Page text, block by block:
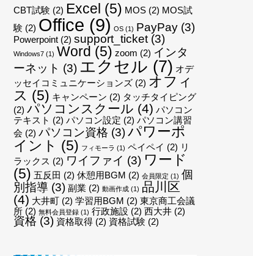
CBT試験 (2) Excel (5) MOS (2) MOS試
験 (2) Office (9) OS (1) PayPay (3)
Powerpoint (2) support_ticket (3)
Windows7 (1) Word (5) zoom (2) インタ
ーネット (3) エクセル (7) オデ
ッセイコミュニケーションズ (2) オフィ
ス (5) キャンペーン (2) タッチタイピング
(2) パソコンスクール (4) パソコン
テキスト (2) パソコン設定 (2) パソコン講習
会 (2) パソコン資格 (3)パワーポ
イント (5) フィモーラ (1) ペイペイ (2) リ
ラックス (2) ワイファイ (3) ワード
(5) 五反田 (2) 休憩用BGM (2) 会員限定 (1) 個
別指導 (3) 副業 (2) 動画作成 (1) 品川区
(4) 大井町 (2) 学習用BGM (2) 東京商工会議
所 (2) 無料会員登録 (1) 行政施設 (2) 西大井 (2)
資格 (3) 資格取得 (2) 資格試験 (2)